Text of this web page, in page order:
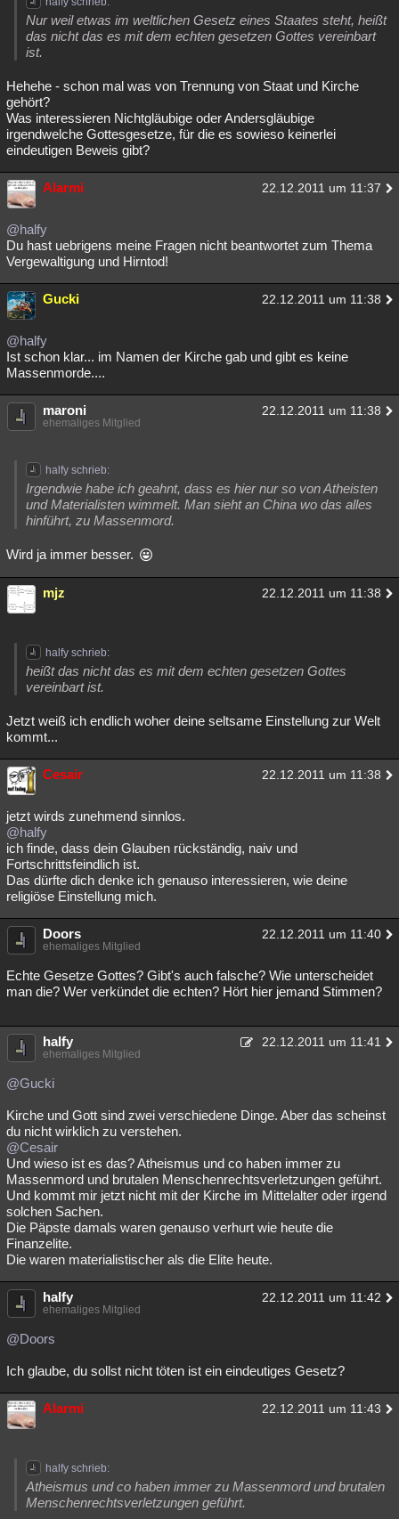
Nur weil etwas im weltlichen Gesetz eines Staates steht, heißt
das nicht das es mit dem echten gesetzen Gottes vereinbart
ist.
Hehehe - schon mal was von Trennung von Staat und Kirche
gehört?
Was interessieren Nichtgläubige oder Andersgläubige
irgendwelche Gottesgesetze, für die es sowieso keinerlei
eindeutigen Beweis gibt?
Alarmi 22.12.2011 um 11:37
@halfy
Du hast uebrigens meine Fragen nicht beantwortet zum Thema
Vergewaltigung und Hirntod!
Gucki 22.12.2011 um 11:38
@halfy
Ist schon klar... im Namen der Kirche gab und gibt es keine
Massenmorde....
maroni 22.12.2011 um 11:38
ehemaliges Mitglied
halfy schrieb:
Irgendwie habe ich geahnt, dass es hier nur so von Atheisten
und Materialisten wimmelt. Man sieht an China wo das alles
hinführt, zu Massenmord.
Wird ja immer besser.
mjz 22.12.2011 um 11:38
halfy schrieb:
heißt das nicht das es mit dem echten gesetzen Gottes
vereinbart ist.
Jetzt weiß ich endlich woher deine seltsame Einstellung zur Welt
kommt...
Cesair 22.12.2011 um 11:38
jetzt wirds zunehmend sinnlos.
@halfy
ich finde, dass dein Glauben rückständig, naiv und
Fortschrittsfeindlich ist.
Das dürfte dich denke ich genauso interessieren, wie deine
religiöse Einstellung mich.
Doors 22.12.2011 um 11:40
ehemaliges Mitglied
Echte Gesetze Gottes? Gibt's auch falsche? Wie unterscheidet
man die? Wer verkündet die echten? Hört hier jemand Stimmen?
halfy 22.12.2011 um 11:41
ehemaliges Mitglied
@Gucki
Kirche und Gott sind zwei verschiedene Dinge. Aber das scheinst
du nicht wirklich zu verstehen.
@Cesair
Und wieso ist es das? Atheismus und co haben immer zu
Massenmord und brutalen Menschenrechtsverletzungen geführt.
Und kommt mir jetzt nicht mit der Kirche im Mittelalter oder irgend
solchen Sachen.
Die Päpste damals waren genauso verhurt wie heute die
Finanzelite.
Die waren materialistischer als die Elite heute.
halfy 22.12.2011 um 11:42
ehemaliges Mitglied
@Doors
Ich glaube, du sollst nicht töten ist ein eindeutiges Gesetz?
Alarmi 22.12.2011 um 11:43
halfy schrieb:
Atheismus und co haben immer zu Massenmord und brutalen
Menschenrechtsverletzungen geführt.